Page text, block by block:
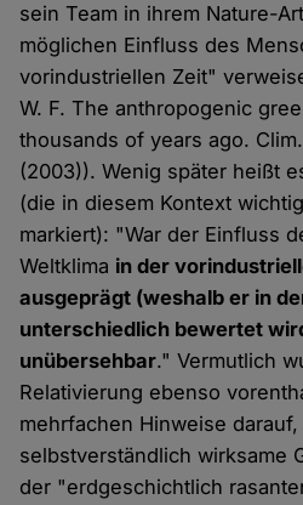
sein Team in ihrem Nature-
möglichen Einfluss des
vorindustriellen Zeit"
W. F. The anthropogenic
thousands of years ago.
(2003)). Wenig später heißt
(die in diesem Kontext
markiert): "War der Einfluss
Weltklima in der
ausgeprägt (weshalb er in
unterschiedlich bewertet
unübersehbar." Vermutlich
Relativierung ebenso
mehrfachen Hinweise
selbstverständlich wirksame
der "erdgeschichtlich